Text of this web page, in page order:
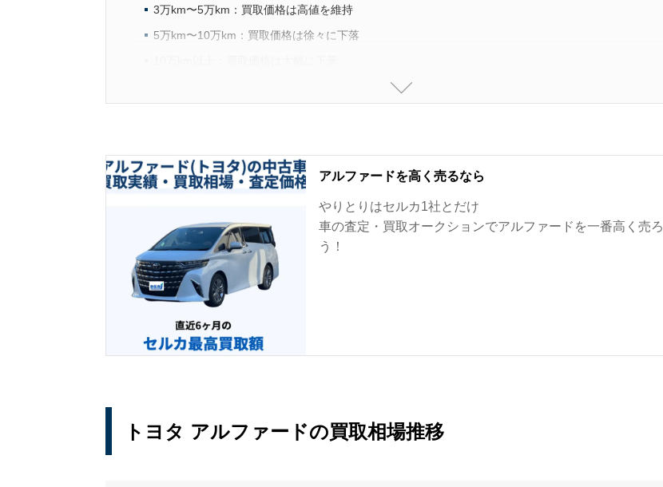
3万km〜5万km：買取価格は高値を維持
5万km〜10万km：買取価格は徐々に下落
トヨタ アルファードの高く売れるボディカラー
ホワイトパールクリスタルシャイン
ラグジュアリーホワイトパールクリスタルシャインガラスフレーク
カラーによる売却価格の差はどれくらい？
トヨタ アルファードの高く売れるコンディション
整備状況
事故歴
1. できるだけ早く売る
アルファードを高く売るなら
やりとりはセルカ1社とだけ
車の査定・買取オークションでアルファードを一番高く売ろ
う！
トヨタ アルファードの買取相場推移